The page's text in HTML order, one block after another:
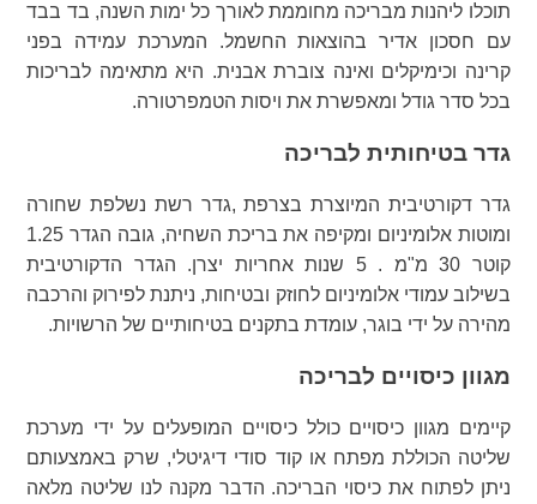
תוכלו ליהנות מבריכה מחוממת לאורך כל ימות השנה, בד בבד
עם חסכון אדיר בהוצאות החשמל. המערכת עמידה בפני
קרינה וכימיקלים ואינה צוברת אבנית. היא מתאימה לבריכות
בכל סדר גודל ומאפשרת את ויסות הטמפרטורה.
גדר בטיחותית לבריכה
גדר דקורטיבית המיוצרת בצרפת ,גדר רשת נשלפת שחורה
ומוטות אלומיניום ומקיפה את בריכת השחיה, גובה הגדר 1.25
קוטר 30 מ"מ . 5 שנות אחריות יצרן. הגדר הדקורטיבית
בשילוב עמודי אלומיניום לחוזק ובטיחות, ניתנת לפירוק והרכבה
מהירה על ידי בוגר, עומדת בתקנים בטיחותיים של הרשויות.
מגוון כיסויים לבריכה
קיימים מגוון כיסויים כולל כיסויים המופעלים על ידי מערכת
שליטה הכוללת מפתח או קוד סודי דיגיטלי, שרק באמצעותם
ניתן לפתוח את כיסוי הבריכה. הדבר מקנה לנו שליטה מלאה